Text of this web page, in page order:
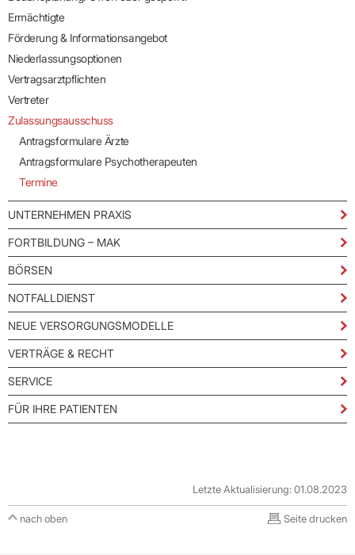
Ermächtigte
Förderung & Informationsangebot
Niederlassungsoptionen
Vertragsarztpflichten
Vertreter
Zulassungsausschuss
Antragsformulare Ärzte
Antragsformulare Psychotherapeuten
Termine
UNTERNEHMEN PRAXIS
FORTBILDUNG – MAK
BÖRSEN
NOTFALLDIENST
NEUE VERSORGUNGSMODELLE
VERTRÄGE & RECHT
SERVICE
FÜR IHRE PATIENTEN
Letzte Aktualisierung: 01.08.2023
nach oben Seite drucken